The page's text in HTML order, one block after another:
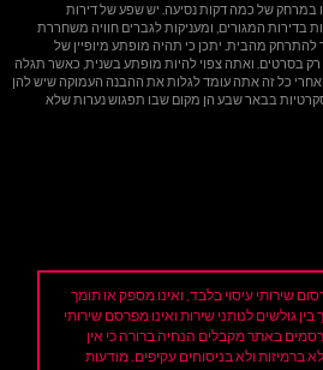
של כמה דקות נסיעה. יש שפע של דירות
בדירות המגורים, ומעניקות לגברים חוויה משחררת
מהבית. יתכן כי תהיה מופתע מיופיין של
רק בסרטים. ואתה צפוי להיות מופתע בשנית, כאשר תגלה
כל זה אתה עומד לגלות את ההבנה העמוקה שיש להן
בבאר שבע הן מקום שבו תפגוש נערות שלא
שירותי עיסוי בלבד, ואינו מספק או תומך
גולשים לנותני שירות ואינו מפרסם שירותי
באתר מקבלים הנחיה ברורה כי אין
ברמיזות ולא בניסוחים עקיפים. מודעות